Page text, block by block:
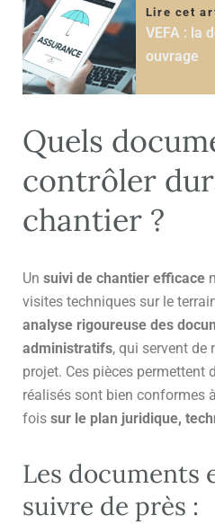
Lire cet
VEFA : la
ouvrage
Quels
contrôler
chantier ?
Un suivi de chantier efficace
visites techniques sur le
analyse rigoureuse des
administratifs, qui servent de
projet. Ces pièces permettent
réalisés sont bien conformes
fois sur le plan juridique,
Les documents
suivre de près :